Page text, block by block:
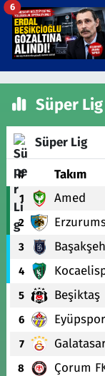
6
Süper
Süper Lig
# Takım
1 Amed
2
3
4
5 Beşiktaş
6 Eyüpspor
7
8 Çorum